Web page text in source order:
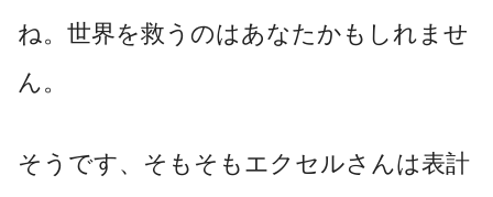
ね。世界を救うのはあなたかもしれませ
ん。
そうです、そもそもエクセルさんは表計